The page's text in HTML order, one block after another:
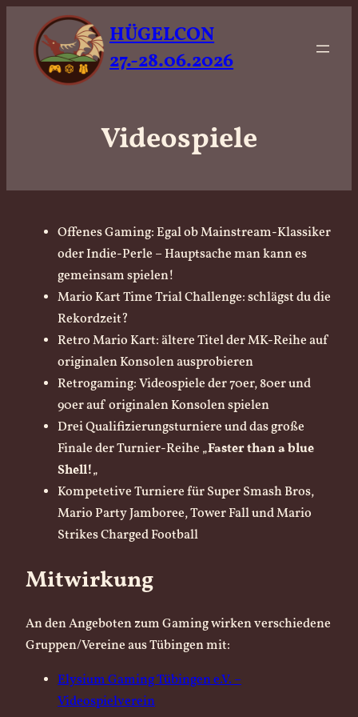
HÜGELCON
27.-28.06.2026
Videospiele
Offenes Gaming: Egal ob Mainstream-Klassiker
oder Indie-Perle – Hauptsache man kann es
gemeinsam spielen!
Mario Kart Time Trial Challenge: schlägst du die
Rekordzeit?
Retro Mario Kart: ältere Titel der MK-Reihe auf
originalen Konsolen ausprobieren
Retrogaming: Videospiele der 70er, 80er und
90er auf originalen Konsolen spielen
Drei Qualifizierungsturniere und das große
Finale der Turnier-Reihe „Faster than a blue
Shell!„
Kompetetive Turniere für Super Smash Bros,
Mario Party Jamboree, Tower Fall und Mario
Strikes Charged Football
Mitwirkung
An den Angeboten zum Gaming wirken verschiedene
Gruppen/Vereine aus Tübingen mit:
Elysium Gaming Tübingen e.V. –
Videospielverein